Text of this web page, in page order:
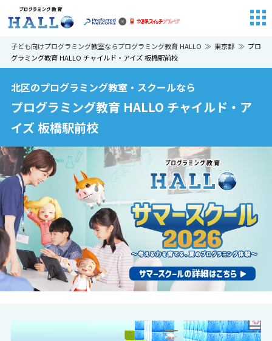
子ども向けプログラミング教室ならプログラミング教育 HALLO 東京都
プロ
グラミング教育 HALLO チャイルド・アイズ 板橋駅前校
北区のプログラミング教室・スクールなら
プログラミング教育 HALLO チャイルド・ア
イズ 板橋駅前校